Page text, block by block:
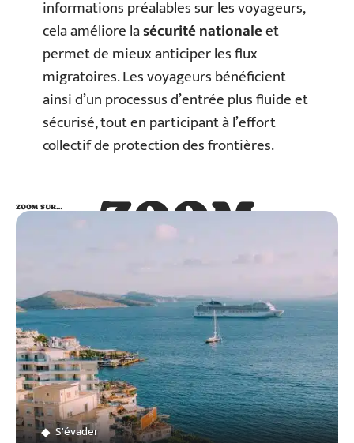
informations préalables sur les voyageurs,
cela améliore lasécurité nationaleet
permet de mieux anticiper les flux
migratoires. Les voyageurs bénéficient
ainsi d’un processus d’entrée plus fluide et
sécurisé, tout en participant à l’effort
collectif de protection des frontières.
ZOOM
SUR…
ZOOM SUR…
S'évader